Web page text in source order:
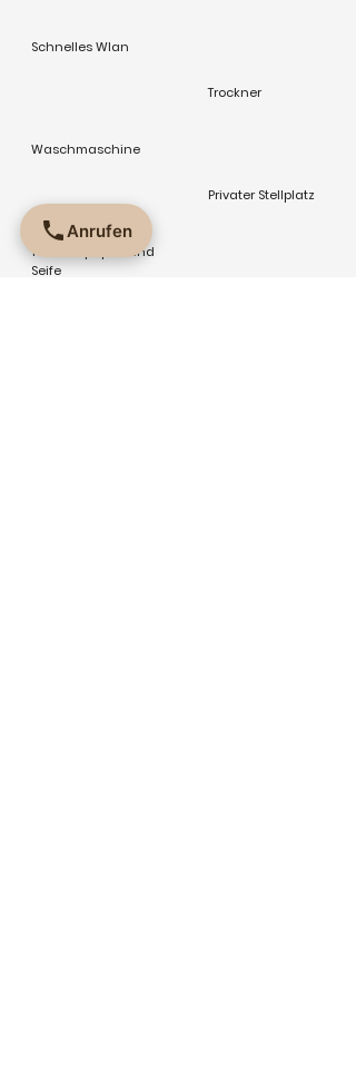
Anrufen
Schnelles Wlan
Waschmaschine
Toilettenpapier und
Seife
Trockner
Privater Stellplatz